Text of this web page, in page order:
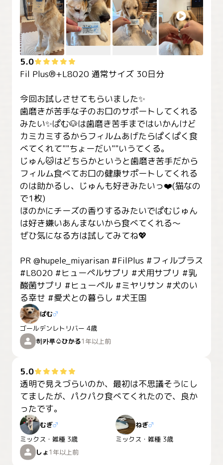
5.0
Fil Plus®+L8020 通常サイズ 30日分
今回お試しさせてもらいました✨
歯磨きが苦手な子のお口のサポートしてくれる
みたい✨ぱむ🐶は歯磨き苦手まではいかんけど
カミカミするからフィルムあげたらぱくぱく食
べてくれて""ちょーだい""いうてくる。
じゅん🐱はどちらかというと歯磨き苦手だから
フィルム食べてお口の健康サポートしてくれる
のは助かるし、じゅんも好きみたいっ❤️(猫なの
で1枚)
ほのかにチーズの香りするみたいでぱむじゅん
は好き嫌いあんまないから食べてくれる〜
ぜひ気になる方は試してみてね💖
PR @hupele_miyarisan #FilPlus #フィルプラス
#L8020 #ヒューペルサプリ #犬用サプリ #乳
酸菌サプリ #ヒューペル #ミヤリサン #犬のい
る幸せ #愛犬との暮らし #犬王国
ぱむ♂
ゴールデンレトリバー 4歳
히카루♧ひかる1年以上前
5.0
透明で見えづらいのか、最初は不思議そうにし
てましたが、パクパク食べてくれたので、良か
ったです。
むぎ♂
ミックス・雑種 3歳
ねぎ♂
ミックス・雑種 3歳
しょ1年以上前